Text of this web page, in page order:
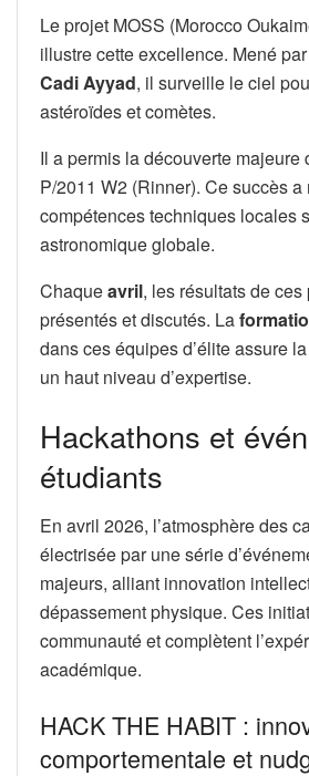
Le projet MOSS (Morocco
illustre cette excellence. Mené
Cadi Ayyad, il surveille le ciel
astéroïdes et comètes.
Il a permis la découverte majeure
P/2011 W2 (Rinner). Ce succès
compétences techniques locales
astronomique globale.
Chaqueavril, les résultats de
présentés et discutés. La
dans ces équipes d’élite assure
un haut niveau d’expertise.
Hackathons et
étudiants
En avril 2026, l’atmosphère des
électrisée par une série
majeurs, alliant innovation
dépassement physique. Ces
communauté et complètent
académique.
HACK THE HABIT :
comportementale et